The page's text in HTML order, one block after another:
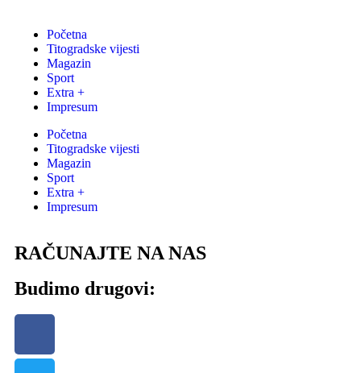
Početna
Titogradske vijesti
Magazin
Sport
Extra +
Impresum
Početna
Titogradske vijesti
Magazin
Sport
Extra +
Impresum
RAČUNAJTE NA NAS
Budimo drugovi: